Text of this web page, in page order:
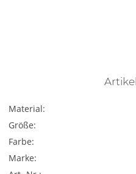
Artikel
Material:
Größe:
Farbe:
Marke: